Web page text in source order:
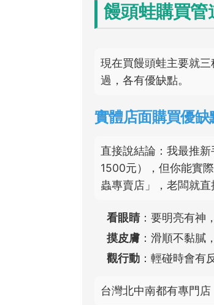
饅頭蛙購買管
現在買饅頭蛙主要就
過，各有優缺點。
實體店面購買優缺
直接說結論：我最推
1500元），但你能實
蟲專賣店」，老闆就直
看眼睛：要明亮有神
摸皮膚 ：滑順不黏膩
觀行動 ：輕碰時會有
台灣北中南都有專門店